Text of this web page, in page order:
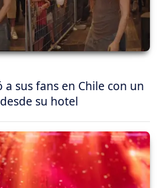
sus fans en Chile con un
su hotel